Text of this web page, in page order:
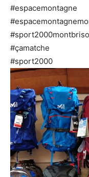
#espacemontagne
#çamatche
#sport2000